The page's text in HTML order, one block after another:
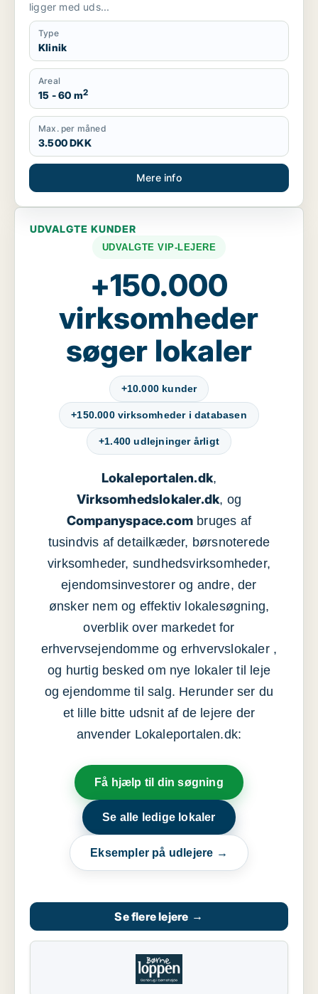
ligger med uds...
Type
Klinik
Areal
15 - 60 m2
Max. per måned
3.500 DKK
Mere info
UDVALGTE KUNDER
UDVALGTE VIP-LEJERE
+150.000
virksomheder
søger lokaler
+10.000 kunder
+150.000 virksomheder i databasen
+1.400 udlejninger årligt
Lokaleportalen.dk,
Virksomhedslokaler.dk, og
Companyspace.com bruges af
tusindvis af detailkæder, børsnoterede
virksomheder, sundhedsvirksomheder,
ejendomsinvestorer og andre, der
ønsker nem og effektiv lokalesøgning,
overblik over markedet for
erhvervsejendomme og erhvervslokaler ,
og hurtig besked om nye lokaler til leje
og ejendomme til salg. Herunder ser du
et lille bitte udsnit af de lejere der
anvender Lokaleportalen.dk:
Få hjælp til din søgning
Se alle ledige lokaler
Eksempler på udlejere →
Se flere lejere →